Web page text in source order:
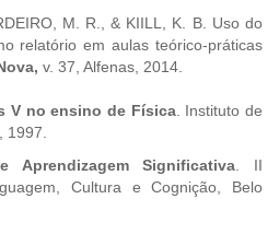
M. R., & KIILL, K. B. Uso do
relatório em aulas teórico-práticas
v. 37, Alfenas, 2014.
V no ensino de Física. Instituto de
1997.
Aprendizagem Significativa . II
Cultura e Cognição, Belo